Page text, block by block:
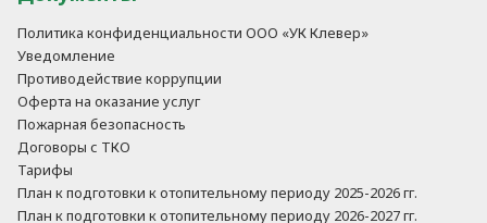
Политика конфиденциальности ООО «УК Клевер»
Уведомление
Противодействие коррупции
Оферта на оказание услуг
Пожарная безопасность
Договоры с ТКО
Тарифы
План к подготовки к отопительному периоду 2025-2026 гг.
План к подготовки к отопительному периоду 2026-2027 гг.